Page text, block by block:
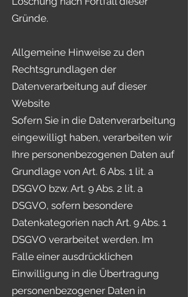
Gründe.
Allgemeine Hinweise zu den
Rechtsgrundlagen der
Datenverarbeitung auf dieser
Website
Sofern Sie in die Datenverarbeitung
eingewilligt haben, verarbeiten wir
Ihre personenbezogenen Daten auf
Grundlage von Art. 6 Abs. 1 lit. a
DSGVO bzw. Art. 9 Abs. 2 lit. a
DSGVO, sofern besondere
Datenkategorien nach Art. 9 Abs. 1
DSGVO verarbeitet werden. Im
Falle einer ausdrücklichen
Einwilligung in die Übertragung
personenbezogener Daten in